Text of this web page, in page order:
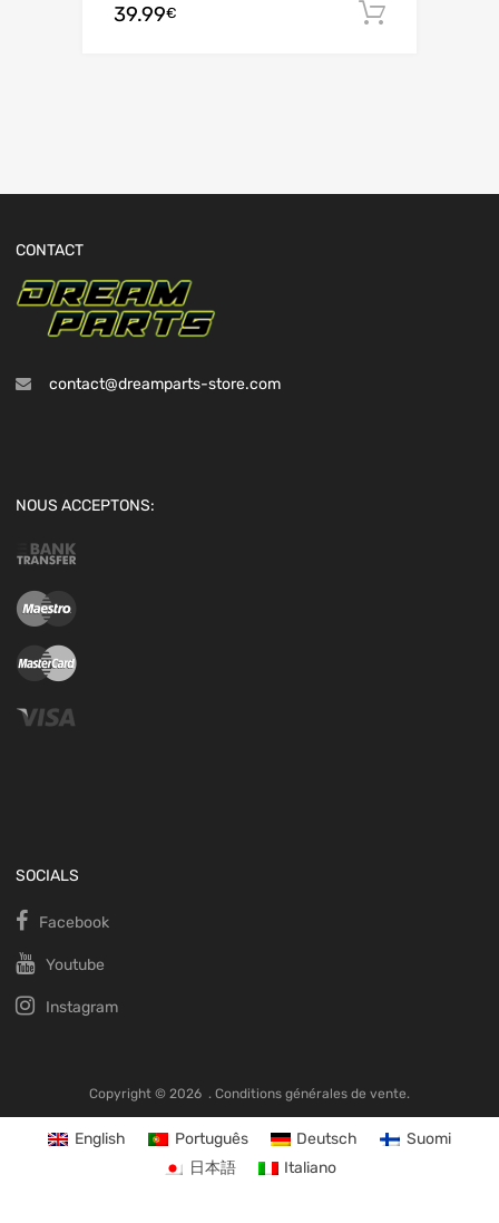
39.99€
CONTACT
contact@dreamparts-store.com
NOUS ACCEPTONS:
SOCIALS
Facebook
Youtube
Instagram
Copyright © 2026 . Conditions générales de vente.
English Português Deutsch
Suomi
日本語
Italiano